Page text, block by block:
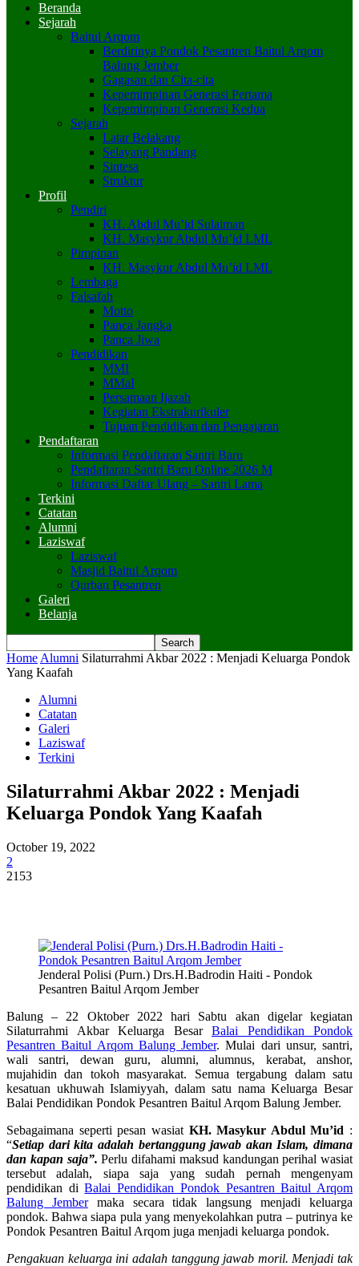
Beranda
Sejarah
Baitul Arqom
Berdirinya Pondok Pesantren Baitul Arqom
Balung Jember
Gagasan dan Cita-cita
Kepemimpinan Generasi Pertama
Kepemimpinan Generasi Kedua
Sejarah
Latar Belakang
Selayang Pandang
Sintesa
Struktur
Profil
Pendiri
KH. Abdul Mu’id Sulaiman
KH. Masykur Abdul Mu’id LML
Pimpinan
KH. Masykur Abdul Mu’id LML
Lembaga
Falsafah
Motto
Panca Jangka
Panca Jiwa
Pendidikan
MMI
MMaI
Persamaan Ijazah
Kegiatan Ekstrakurikuler
Tujuan Pendidikan dan Pengajaran
Pendaftaran
Informasi Pendaftaran Santri Baru
Pendaftaran Santri Baru Online 2026 M
Informasi Daftar Ulang – Santri Lama
Terkini
Catatan
Alumni
Laziswaf
Laziswaf
Masjid Baitul Arqom
Qurban Pesantren
Galeri
Belanja
Home Alumni Silaturrahmi Akbar 2022 : Menjadi Keluarga Pondok
Yang Kaafah
Alumni
Catatan
Galeri
Laziswaf
Terkini
Silaturrahmi Akbar 2022 : Menjadi
Keluarga Pondok Yang Kaafah
October 19, 2022
2
2153
Jenderal Polisi (Purn.) Drs.H.Badrodin Haiti - Pondok
Pesantren Baitul Arqom Jember
Balung – 22 Oktober 2022 hari Sabtu akan digelar kegiatan
Silaturrahmi Akbar Keluarga Besar Balai Pendidikan Pondok
Pesantren Baitul Arqom Balung Jember. Mulai dari unsur, santri,
wali santri, dewan guru, alumni, alumnus, kerabat, anshor,
mujahidin dan tokoh masyarakat. Semua tergabung dalam satu
kesatuan ukhuwah Islamiyyah, dalam satu nama Keluarga Besar
Balai Pendidikan Pondok Pesantren Baitul Arqom Balung Jember.
Sebagaimana seperti pesan wasiat KH. Masykur Abdul Mu’id :
“Setiap dari kita adalah bertanggung jawab akan Islam, dimana
dan kapan saja”.Perlu difahami maksud kandungan perihal wasiat
tersebut adalah, siapa saja yang sudah pernah mengenyam
pendidikan diBalai Pendidikan Pondok Pesantren Baitul Arqom
Balung Jembermaka secara tidak langsung menjadi keluarga
pondok. Bahwa siapa pula yang menyekolahkan putra – putrinya ke
Pondok Pesantren Baitul Arqom juga menjadi keluarga pondok.
Pengakuan keluarga ini adalah tanggung jawab moril. Menjadi tak